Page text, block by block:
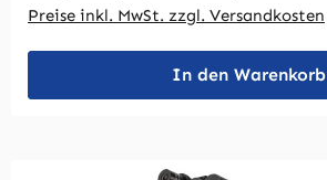
Preise inkl. MwSt. zzgl. Versandkosten
In den Warenkorb